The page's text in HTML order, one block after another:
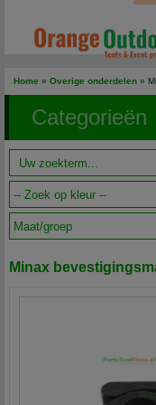
Home » Overige onderdelen »
Categorieën
Minax